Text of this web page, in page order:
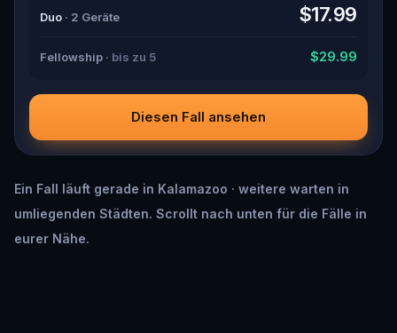
Duo · 2 Geräte $17.99
Fellowship · bis zu 5 $29.99
Diesen Fall ansehen
Ein Fall läuft gerade in Kalamazoo · weitere warten in
umliegenden Städten. Scrollt nach unten für die Fälle in
eurer Nähe.